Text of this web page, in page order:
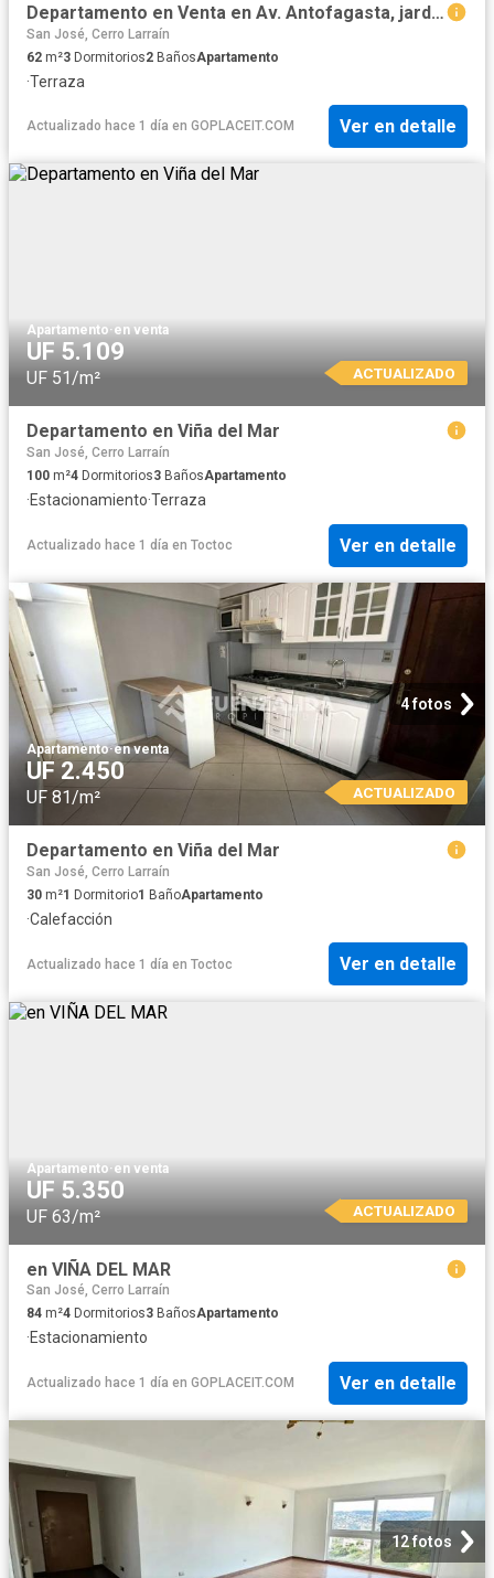
Departamento en Venta en Av. Antofagasta, jardin del mar
San José, Cerro Larraín
62 m²3 Dormitorios2 BañosApartamento
·Terraza
Actualizado hace 1 día en GOPLACEIT.COM Ver en detalle
Apartamento·en venta
UF 5.109
UF 51/m² ACTUALIZADO
Departamento en Viña del Mar
San José, Cerro Larraín
100 m²4 Dormitorios3 BañosApartamento
·Estacionamiento·Terraza
Actualizado hace 1 día en Toctoc Ver en detalle
4 fotos
Apartamento·en venta
UF 2.450
UF 81/m² ACTUALIZADO
Departamento en Viña del Mar
San José, Cerro Larraín
30 m²1 Dormitorio1 BañoApartamento
·Calefacción
Actualizado hace 1 día en Toctoc Ver en detalle
Apartamento·en venta
UF 5.350
UF 63/m² ACTUALIZADO
en VIÑA DEL MAR
San José, Cerro Larraín
84 m²4 Dormitorios3 BañosApartamento
·Estacionamiento
Actualizado hace 1 día en GOPLACEIT.COM Ver en detalle
12 fotos